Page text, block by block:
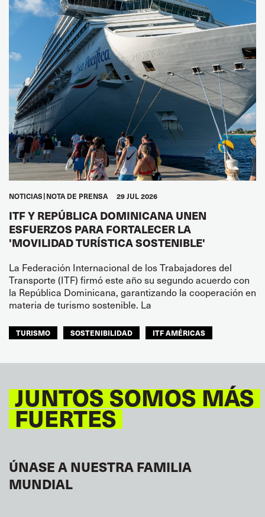
NOTICIAS NOTA DE PRENSA 29 JUL 2026
ITF Y REPÚBLICA DOMINICANA UNEN
ESFUERZOS PARA FORTALECER LA
'MOVILIDAD TURÍSTICA SOSTENIBLE'
La Federación Internacional de los Trabajadores del
Transporte (ITF) firmó este año su segundo acuerdo con
la República Dominicana, garantizando la cooperación en
materia de turismo sostenible. La
TURISMO SOSTENIBILIDAD ITF AMÉRICAS
JUNTOS SOMOS MÁS
FUERTES
ÚNASE A NUESTRA FAMILIA
MUNDIAL